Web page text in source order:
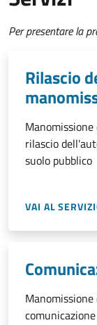
Per presentare la
Rilascio
rilascio
suolo pubblico
VAI AL